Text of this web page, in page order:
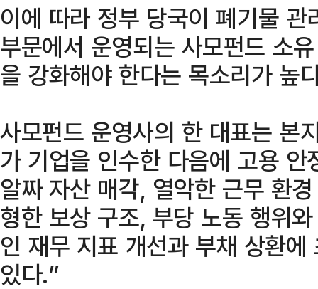
이에 따라 정부 당국이 폐기물
부문에서 운영되는 사모펀드 소
을 강화해야 한다는 목소리가 높
사모펀드 운영사의 한 대표는 본
가 기업을 인수한 다음에 고용
알짜 자산 매각, 열악한 근무 환
형한 보상 구조, 부당 노동 행위
인 재무 지표 개선과 부채 상환
있다.”